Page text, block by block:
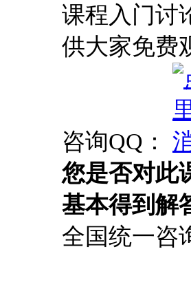
课程入门讨
供大家免费
咨询QQ：
您是否对此
基本得到解
全国统一咨